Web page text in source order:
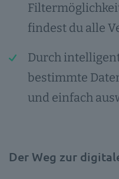
findest du alle
Durch
bestimmte
und einfach
Der Weg zur